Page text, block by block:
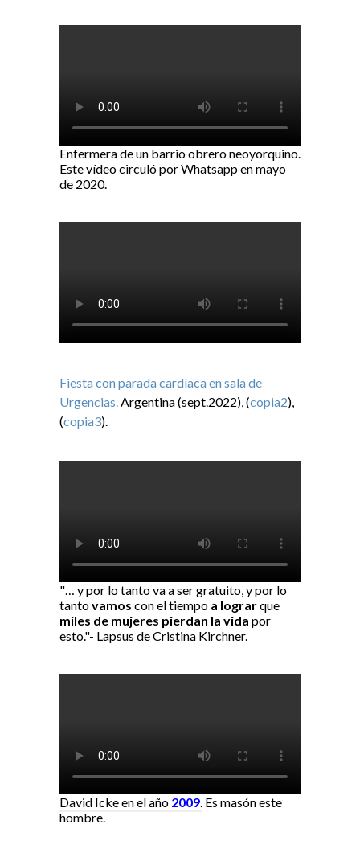
Enfermera de un barrio obrero neoyorquino.
Este vídeo circuló por Whatsapp en mayo
de 2020.
Fiesta con parada cardíaca en sala de
Urgencias.Argentina (sept.2022), (copia2),
(copia3).
"… y por lo tanto va a ser gratuito, y por lo
tantovamos con el tiempo a lograrque
miles de mujeres pierdan la vida por
esto."- Lapsus de Cristina Kirchner.
David Icke en el año 2009. Es masón este
hombre.